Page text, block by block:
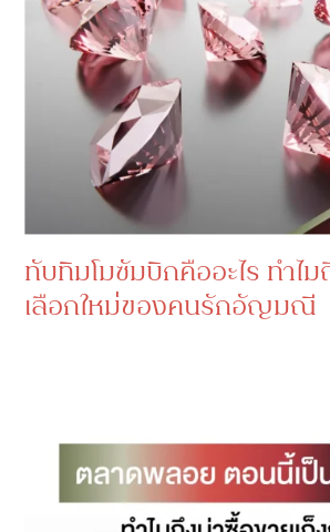
ทับทิมโมซัมบิกคืออะไร ทำไ
เลือกใหม่ของคนรักอัญมณี